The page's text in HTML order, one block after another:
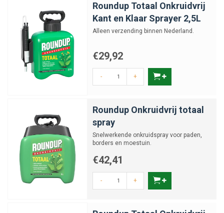
Roundup Totaal Onkruidvrij
Kant en Klaar Sprayer 2,5L
Alleen verzending binnen Nederland.
€29,92
- +
Roundup Onkruidvrij totaal
spray
Snelwerkende onkruidspray voor paden,
borders en moestuin.
€42,41
- +